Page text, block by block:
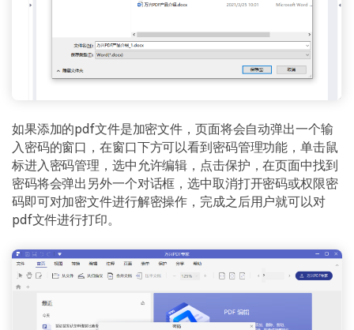
如果添加的pdf文件是加密文件，页面将会自动弹出一个输
入密码的窗口，在窗口下方可以看到密码管理功能，单击鼠
标进入密码管理，选中允许编辑，点击保护，在页面中找到
密码将会弹出另外一个对话框，选中取消打开密码或权限密
码即可对加密文件进行解密操作，完成之后用户就可以对
pdf文件进行打印。